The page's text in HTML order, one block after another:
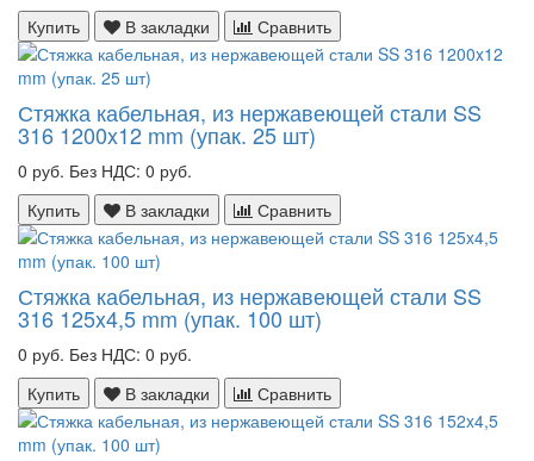
Купить
В закладки Сравнить
Стяжка кабельная, из нержавеющей стали SS
316 1200x12 mm (упак. 25 шт)
0 руб. Без НДС: 0 руб.
Купить
В закладки Сравнить
Стяжка кабельная, из нержавеющей стали SS
316 125x4,5 mm (упак. 100 шт)
0 руб. Без НДС: 0 руб.
Купить
В закладки Сравнить